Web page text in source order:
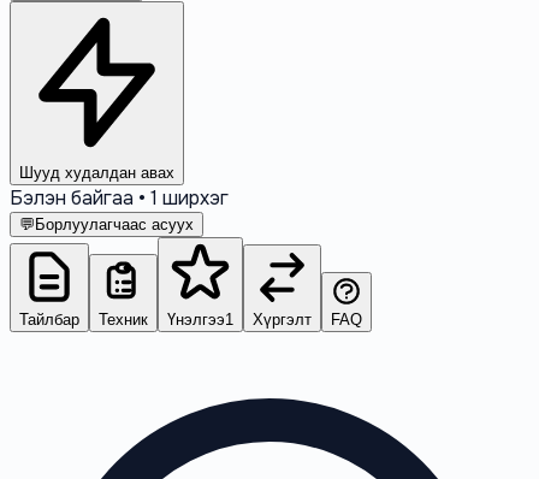
Шууд худалдан авах
Бэлэн байгаа • 1 ширхэг
💬 Борлуулагчаас асуух
Тайлбар Техник Үнэлгээ1 Хүргэлт FAQ